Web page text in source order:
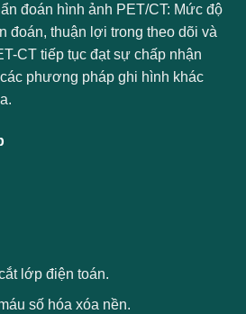
đoán hình ảnh PET/CT: Mức độ
đoán, thuận lợi trong theo dõi và
CT tiếp tục đạt sự chấp nhận
phương pháp ghi hình khác
lớp điện toán.
số hóa xóa nền.